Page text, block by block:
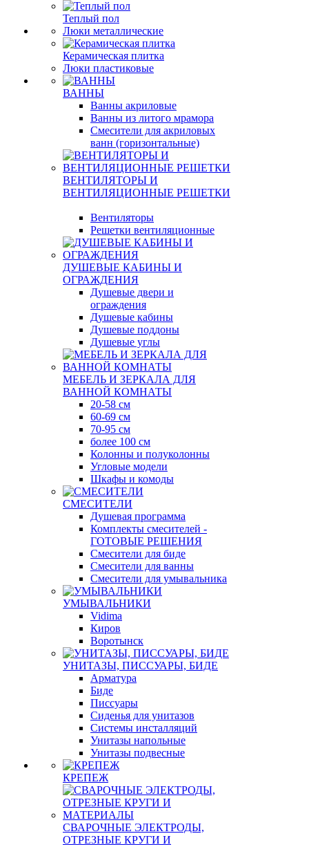
Теплый пол
Люки металлические
Керамическая плитка
Люки пластиковые
ВАННЫ
Ванны акриловые
Ванны из литого мрамора
Смесители для акриловых
ванн (горизонтальные)
ВЕНТИЛЯТОРЫ И
ВЕНТИЛЯЦИОННЫЕ РЕШЕТКИ
Вентиляторы
Решетки вентиляционные
ДУШЕВЫЕ КАБИНЫ И
ОГРАЖДЕНИЯ
Душевые двери и
ограждения
Душевые кабины
Душевые поддоны
Душевые углы
МЕБЕЛЬ И ЗЕРКАЛА ДЛЯ
ВАННОЙ КОМНАТЫ
20-58 см
60-69 см
70-95 см
более 100 см
Колонны и полуколонны
Угловые модели
Шкафы и комоды
СМЕСИТЕЛИ
Душевая программа
Комплекты смесителей -
ГОТОВЫЕ РЕШЕНИЯ
Смесители для биде
Смесители для ванны
Смесители для умывальника
УМЫВАЛЬНИКИ
Vidima
Киров
Воротынск
УНИТАЗЫ, ПИССУАРЫ, БИДЕ
Арматура
Биде
Писсуары
Сиденья для унитазов
Системы инсталляций
Унитазы напольные
Унитазы подвесные
КРЕПЕЖ
СВАРОЧНЫЕ ЭЛЕКТРОДЫ,
ОТРЕЗНЫЕ КРУГИ И